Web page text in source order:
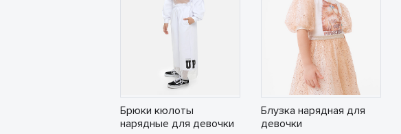
Брюки кюлоты
нарядные для девочки
Блузка нарядная для
девочки